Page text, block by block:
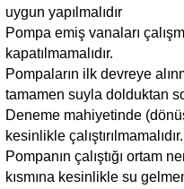
uygun yapılmalıdır
Pompa emiş vanaları
kapatılmamalıdır.
Pompaların ilk devreye
tamamen suyla dolduktan
Deneme mahiyetinde
kesinlikle çalıştırılmamalıdır.
Pompanın çalıştığı ortam
kısmına kesinlikle su